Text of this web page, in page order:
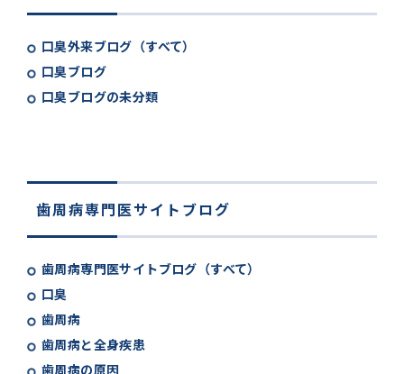
口臭外来ブログ（すべて）
口臭ブログ
口臭ブログの未分類
歯周病専門医サイトブログ
歯周病専門医サイトブログ（すべて）
口臭
歯周病
歯周病と全身疾患
歯周病の原因